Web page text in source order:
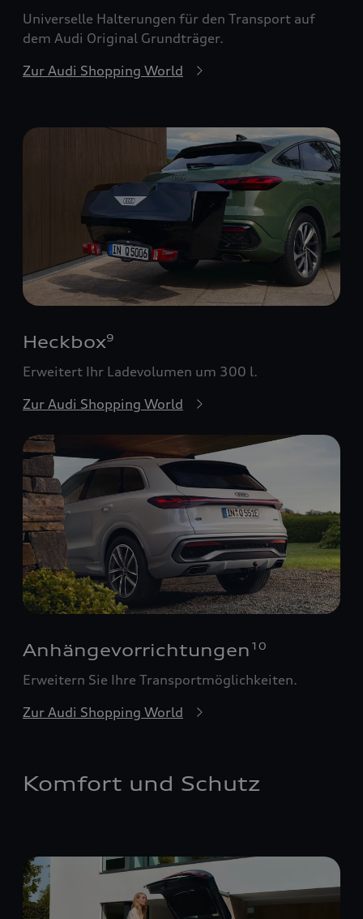
Universelle Halterungen für den Transport auf
dem Audi Original Grundträger.
Zur Audi Shopping World
Heckbox9
Erweitert Ihr Ladevolumen um 300 l.
Zur Audi Shopping World
Anhängevorrichtungen 10
Erweitern Sie Ihre Transportmöglichkeiten.
Zur Audi Shopping World
Komfort und Schutz